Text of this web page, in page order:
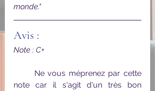
monde."
Avis :
Note : C+
note car il s'agit d'un très bon